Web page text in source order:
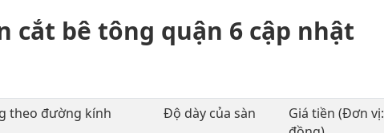
cắt bê tông quận 6 cập nhật
theo đường kính Độ dày của sàn
Giá tiền (Đơn vị: